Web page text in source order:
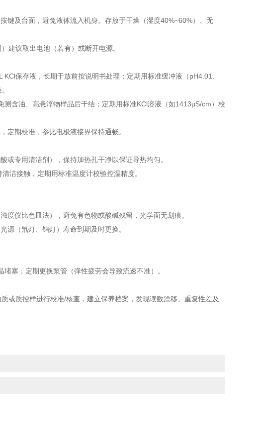
及台面，避免液体流入机身。存放于干燥（湿度40%~60%）、无
议取出电池（若有）或断开电源。
保存液，长期干放前按说明书处理；定期用标准缓冲液（pH4.01、
含油、高悬浮物样品后干结；定期用标准KCl溶液（如1413μS/cm）校
期校准，参比电极液接界保持通畅。
专用清洁剂），保持加热孔干净以保证导热均匀。
接触，定期用标准温度计校验控温精度。
仪比色皿法），避免有色物或酸碱残留，光学面无划痕。
（氘灯、钨灯）寿命到期及时更换。
；定期更换泵管（弹性疲劳会导致流速不准）。
质控样进行校准/核查，建立保养档案，发现读数漂移、重复性差及